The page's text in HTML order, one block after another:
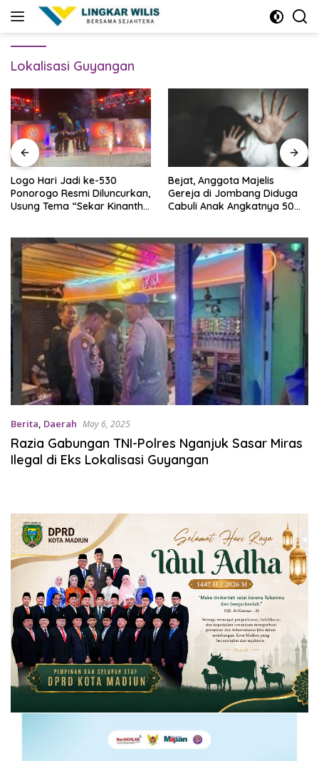
Lokalisasi Guyangan
Logo Hari Jadi ke-530
Ponorogo Resmi Diluncurkan,
Usung Tema “Sekar Kinanthi,
Bejat, Anggota Majelis
Gereja di Jombang Diduga
Cabuli Anak Angkatnya 50
Berita, Daerah May 6, 2025
Razia Gabungan TNI-Polres Nganjuk Sasar Miras
Ilegal di Eks Lokalisasi Guyangan